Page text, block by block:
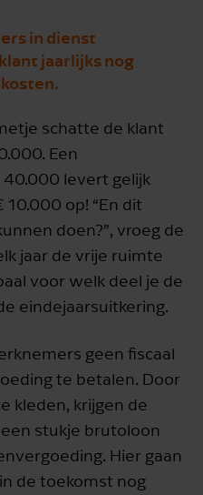
in dienst
jaarlijks nog
schatte de klant
Een
levert gelijk
op! “En dit
doen?”, vroeg de
jaar de vrije ruimte
voor welk deel je de
eindejaarsuitkering.
geen fiscaal
te betalen. Door
kleden, krijgen de
stukje brutoloon
Hier gaan
de toekomst nog